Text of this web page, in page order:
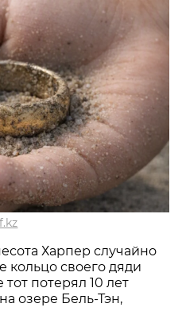
Харпер случайно
кольцо своего дяди
потерял 10 лет
озере Бель-Тэн,